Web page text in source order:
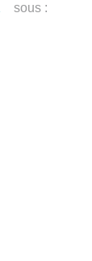
sous :